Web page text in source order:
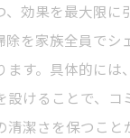
、効果を最大限に
除を家族全員でシ
ます。具体的には
設けることで、コ
清潔さを保つこと